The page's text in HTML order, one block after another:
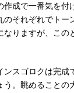
成で一番気を付
のそれぞれでトー
なりますが、この
スゴロクは完成
。眺めることの